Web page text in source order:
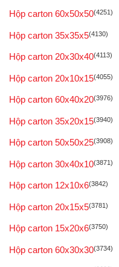
Hộp carton 60x50x50(4251)
Hộp carton 35x35x5(4130)
Hộp carton 20x30x40(4113)
Hộp carton 20x10x15(4055)
Hộp carton 60x40x20(3976)
Hộp carton 35x20x15(3940)
Hộp carton 50x50x25(3908)
Hộp carton 30x40x10(3871)
Hộp carton 12x10x6(3842)
Hộp carton 20x15x5(3781)
Hộp carton 15x20x6(3750)
Hộp carton 60x30x30(3734)